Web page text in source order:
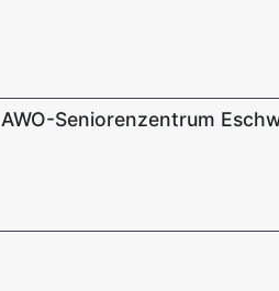
AWO-Seniorenzentrum